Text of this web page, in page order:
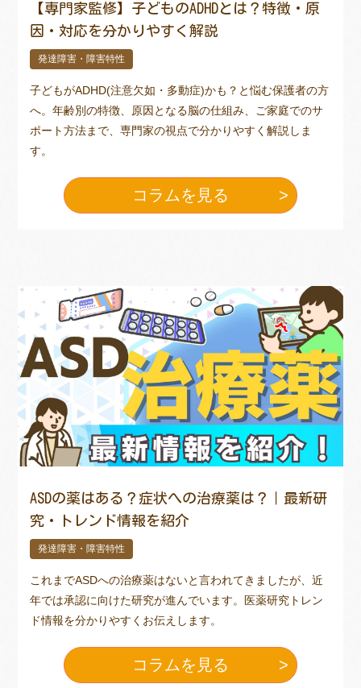
【専門家監修】子どものADHDとは？特徴・原
因・対応を分かりやすく解説
発達障害・障害特性
子どもがADHD(注意欠如・多動症)かも？と悩む保護者の方
へ。年齢別の特徴、原因となる脳の仕組み、ご家庭でのサ
ポート方法まで、専門家の視点で分かりやすく解説しま
す。
コラムを見る
ASDの薬はある？症状への治療薬は？｜最新研
究・トレンド情報を紹介
発達障害・障害特性
これまでASDへの治療薬はないと言われてきましたが、近
年では承認に向けた研究が進んでいます。医薬研究トレン
ド情報を分かりやすくお伝えします。
コラムを見る